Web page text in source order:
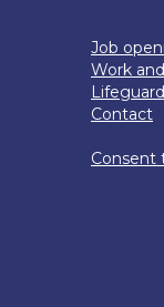
Job
Work
Contact
Consent